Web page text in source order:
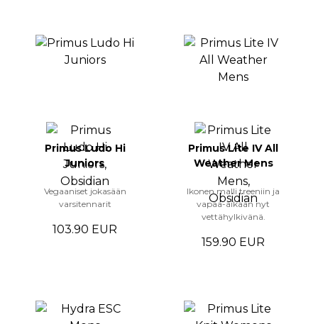
Primus Ludo Hi
Juniors
Vegaaniset jokasään
varsitennarit
103.90 EUR
Primus Lite IV All
Weather Mens
Ikonen malli treeniin ja
vapaa-aikaan nyt
vettähylkivänä.
159.90 EUR